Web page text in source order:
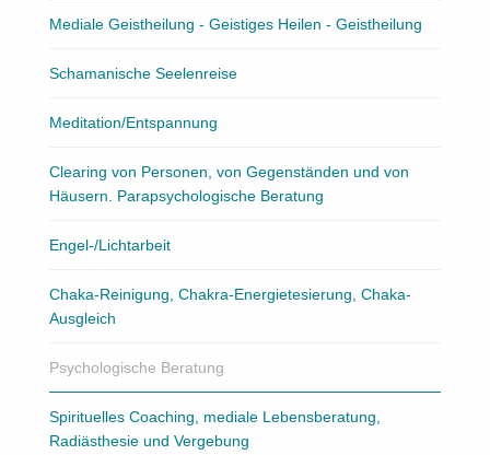
Mediale Geistheilung - Geistiges Heilen - Geistheilung
Schamanische Seelenreise
Meditation/Entspannung
Clearing von Personen, von Gegenständen und von
Häusern. Parapsychologische Beratung
Engel-/Lichtarbeit
Chaka-Reinigung, Chakra-Energietesierung, Chaka-
Ausgleich
Psychologische Beratung
Spirituelles Coaching, mediale Lebensberatung,
Radiästhesie und Vergebung